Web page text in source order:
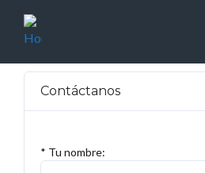
Contáctanos
* Tu nombre: